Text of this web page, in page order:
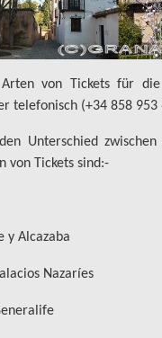
von Tickets für
telefonisch (+34 858
Unterschied
von Tickets sind:-
y Alcazaba
Nazaríes